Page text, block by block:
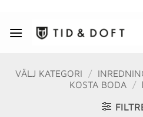
content
VÄLJ KATEGORI /
KOSTA BODA
/